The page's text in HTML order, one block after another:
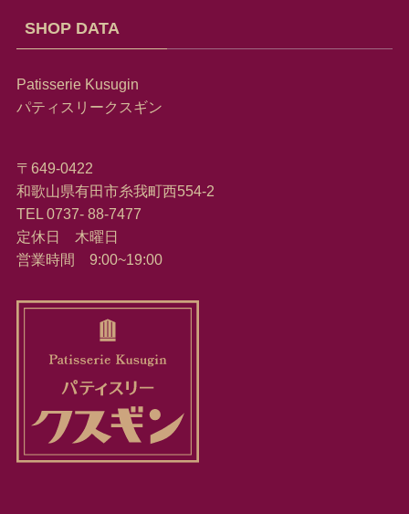
SHOP DATA
Patisserie Kusugin
パティスリークスギン
〒649-0422
和歌山県有田市糸我町西554-2
TEL 0737- 88-7477
定休日 木曜日
営業時間 9:00~19:00